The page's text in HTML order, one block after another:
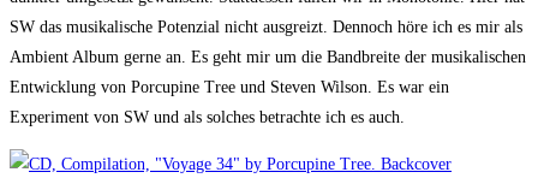
SW das musikalische Potenzial nicht ausgreizt. Dennoch höre ich es mir als
Ambient Album gerne an. Es geht mir um die Bandbreite der musikalischen
Entwicklung von Porcupine Tree und Steven Wilson. Es war ein
Experiment von SW und als solches betrachte ich es auch.